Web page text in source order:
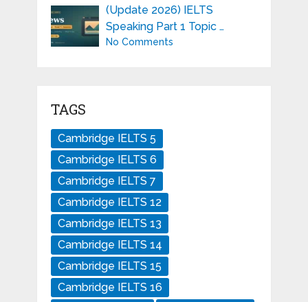
(Update 2026) IELTS
Speaking Part 1 Topic …
No Comments
TAGS
Cambridge IELTS 5
Cambridge IELTS 6
Cambridge IELTS 7
Cambridge IELTS 12
Cambridge IELTS 13
Cambridge IELTS 14
Cambridge IELTS 15
Cambridge IELTS 16